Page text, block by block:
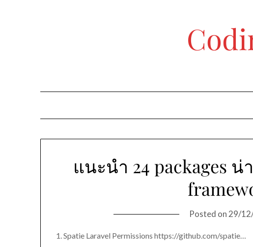
แนะนำ 24 packages
Posted on 29/
1. Spatie Laravel Permissions https://github.com/spatie…